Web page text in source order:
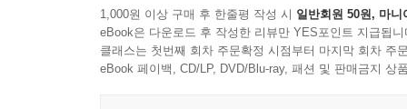
1,000원 이상 구매 후 한줄평 작성 시 일반회원 50원, 마니
eBook은 다운로드 후 작성한 리뷰만 YES포인트 지급됩니
클래스는 첫번째 회차 주문확정 시점부터 마지막 회차 주
eBook 페이백, CD/LP, DVD/Blu-ray, 패션 및 판매금지 상